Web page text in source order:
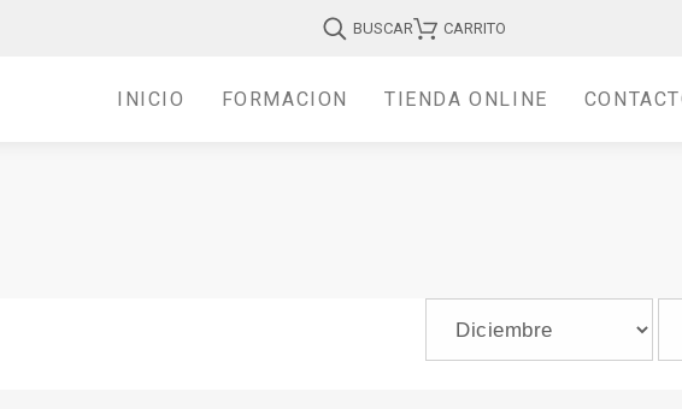
BUSCAR CARRITO
INICIO FORMACIÓN TIENDA ONLINE